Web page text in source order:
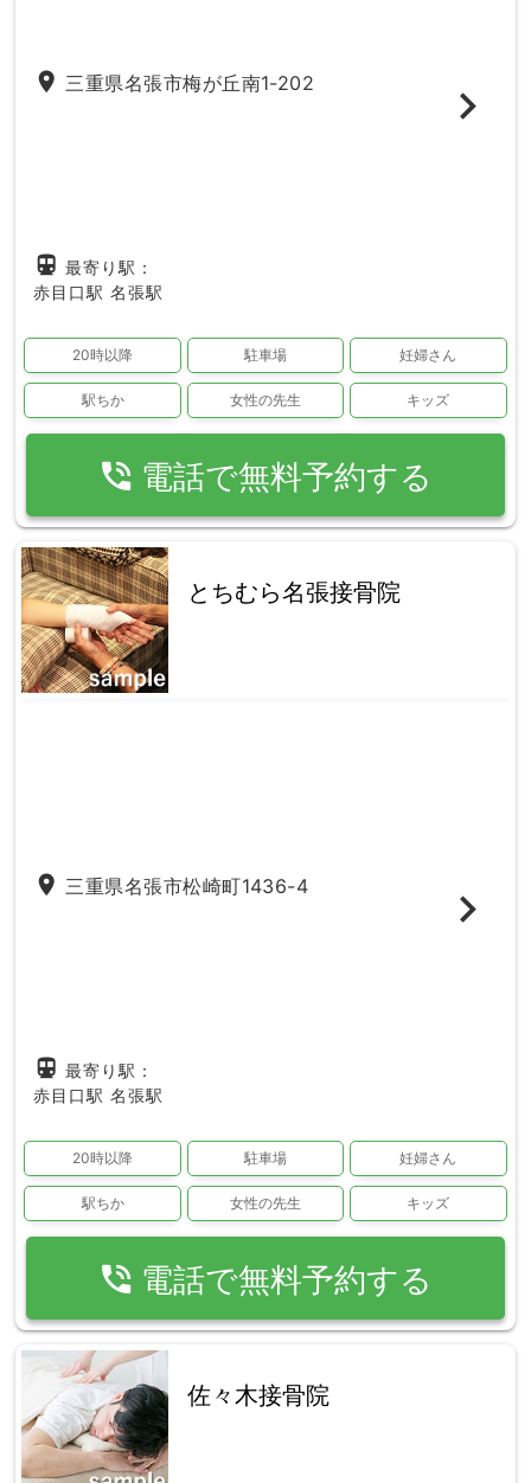
place 三重県名張市梅が丘南1-202
directions_subway 最寄り駅：
赤目口駅 名張駅
20時以降 駐車場 妊婦さん
駅ちか 女性の先生 キッズ
phone_in_talk 電話で無料予約する
とちむら名張接骨院
place 三重県名張市松崎町1436-4
directions_subway 最寄り駅：
赤目口駅 名張駅
20時以降 駐車場 妊婦さん
駅ちか 女性の先生 キッズ
phone_in_talk 電話で無料予約する
佐々木接骨院